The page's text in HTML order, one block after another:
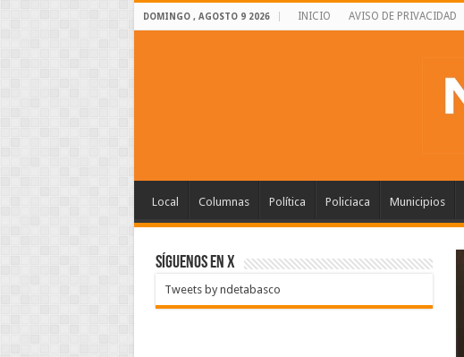
DOMINGO , AGOSTO 9 2026 INICIO AVISO DE PRIVACIDAD
Local Columnas Política Policiaca Municipios
SÍGUENOS EN X
Tweets by ndetabasco